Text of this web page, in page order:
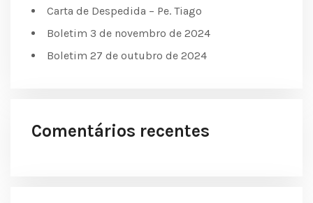
Carta de Despedida – Pe. Tiago
Boletim 3 de novembro de 2024
Boletim 27 de outubro de 2024
Comentários recentes